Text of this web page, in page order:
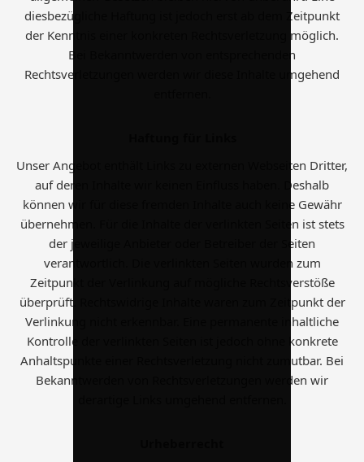
diesbezügliche Haftung ist jedoch erst ab dem Zeitpunkt
der Kenntnis einer konkreten Rechtsverletzung möglich.
Bei Bekanntwerden von entsprechenden
Rechtsverletzungen werden wir diese Inhalte umgehend
Unser Angebot enthält Links zu externen Webseiten Dritter,
auf deren Inhalte wir keinen Einfluss haben. Deshalb
können wir für diese fremden Inhalte auch keine Gewähr
übernehmen. Für die Inhalte der verlinkten Seiten ist stets
der jeweilige Anbieter oder Betreiber der Seiten
verantwortlich. Die verlinkten Seiten wurden zum
Zeitpunkt der Verlinkung auf mögliche Rechtsverstöße
überprüft. Rechtswidrige Inhalte waren zum Zeitpunkt der
Verlinkung nicht erkennbar. Eine permanente inhaltliche
Kontrolle der verlinkten Seiten ist jedoch ohne konkrete
Anhaltspunkte einer Rechtsverletzung nicht zumutbar. Bei
Bekanntwerden von Rechtsverletzungen werden wir